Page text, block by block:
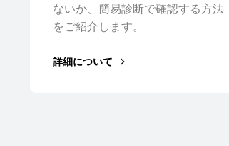
ないか、簡易診断で確認する方法
をご紹介します。
詳細について